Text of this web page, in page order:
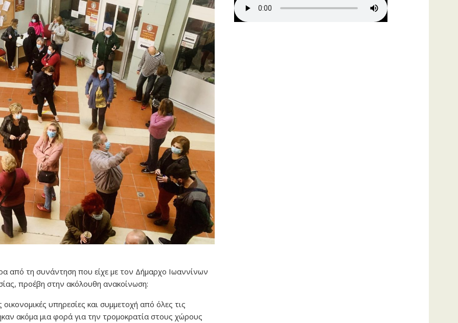
τη συνάντηση που είχε με τον Δήμαρχο Ιωαννίνων
προέβη στην ακόλουθη ανακοίνωση:
υπηρεσίες και συμμετοχή από όλες τις
ακόμα μια φορά για την τρομοκρατία στους χώρους